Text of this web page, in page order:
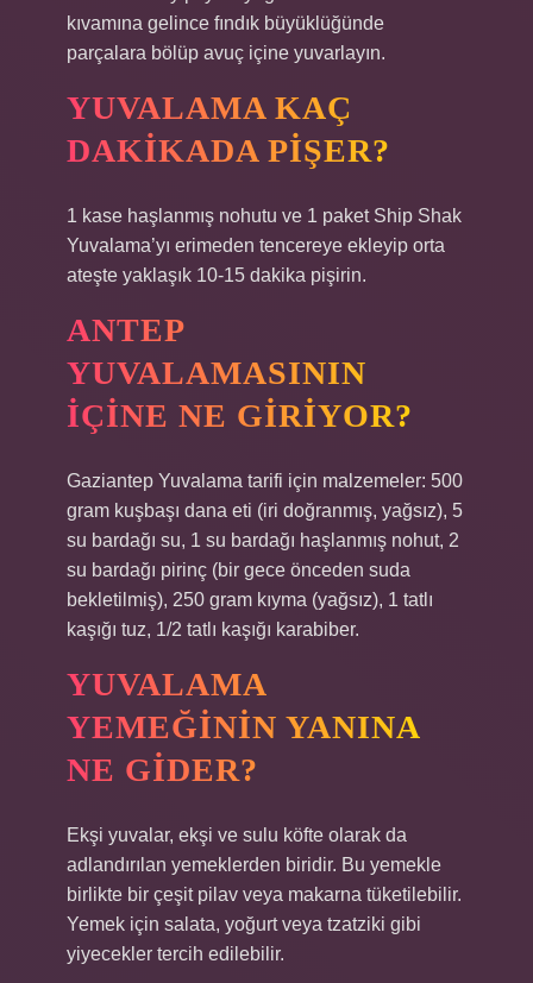
kıvamına gelince fındık büyüklüğünde
parçalara bölüp avuç içine yuvarlayın.
YUVALAMA KAÇ
DAKIKADA PIŞER?
1 kase haşlanmış nohutu ve 1 paket Ship Shak
Yuvalama’yı erimeden tencereye ekleyip orta
ateşte yaklaşık 10-15 dakika pişirin.
ANTEP
YUVALAMASININ
IÇINE NE GIRIYOR?
Gaziantep Yuvalama tarifi için malzemeler: 500
gram kuşbaşı dana eti (iri doğranmış, yağsız), 5
su bardağı su, 1 su bardağı haşlanmış nohut, 2
su bardağı pirinç (bir gece önceden suda
bekletilmiş), 250 gram kıyma (yağsız), 1 tatlı
kaşığı tuz, 1/2 tatlı kaşığı karabiber.
YUVALAMA
YEMEĞININ YANINA
NE GIDER?
Ekşi yuvalar, ekşi ve sulu köfte olarak da
adlandırılan yemeklerden biridir. Bu yemekle
birlikte bir çeşit pilav veya makarna tüketilebilir.
Yemek için salata, yoğurt veya tzatziki gibi
yiyecekler tercih edilebilir.